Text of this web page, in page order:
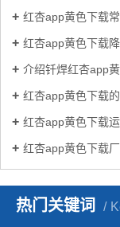
红杏app黄色下载常见
红杏app黄色下载
介绍钎焊红杏app黄色
红杏app黄色下载
红杏app黄色下载运行
红杏app黄色下载厂家在红
热门关键词